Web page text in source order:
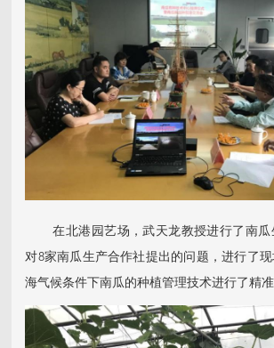
在北港园艺场，武天龙教授进行了南瓜
对8家南瓜生产合作社提出的问题，进行了
海气候条件下南瓜的种植管理技术进行了精准